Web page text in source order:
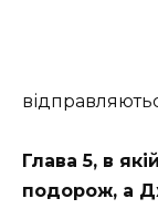
Глава 5, в
подорож, а